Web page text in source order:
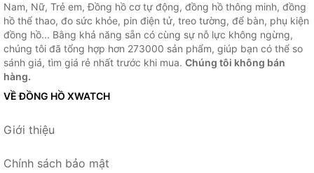
Nam, Nữ, Trẻ em, Đồng hồ cơ tự động, đồng hồ thông minh, đồng
hồ thể thao, đo sức khỏe, pin điện tử, treo tường, để bàn, phụ kiện
đồng hồ... Bằng khả năng sẵn có cùng sự nỗ lực không ngừng,
chúng tôi đã tổng hợp hơn 273000 sản phẩm, giúp bạn có thể so
sánh giá, tìm giá rẻ nhất trước khi mua. Chúng tôi không bán
hàng.
VỀ ĐỒNG HỒ XWATCH
Giới thiệu
Chính sách bảo mật